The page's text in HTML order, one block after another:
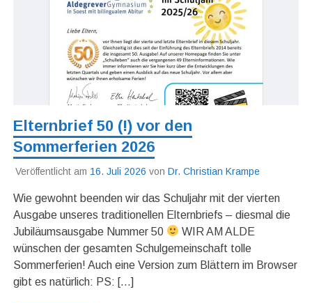
Elternbrief 50 (!) vor den
Sommerferien 2026
Veröffentlicht am 16. Juli 2026 von Dr. Christian Krampe
Wie gewohnt beenden wir das Schuljahr mit der vierten
Ausgabe unseres traditionellen Elternbriefs – diesmal die
Jubiläumsausgabe Nummer 50
WIR AM ALDE
wünschen der gesamten Schulgemeinschaft tolle
Sommerferien! Auch eine Version zum Blättern im Browser
gibt es natürlich: PS: […]